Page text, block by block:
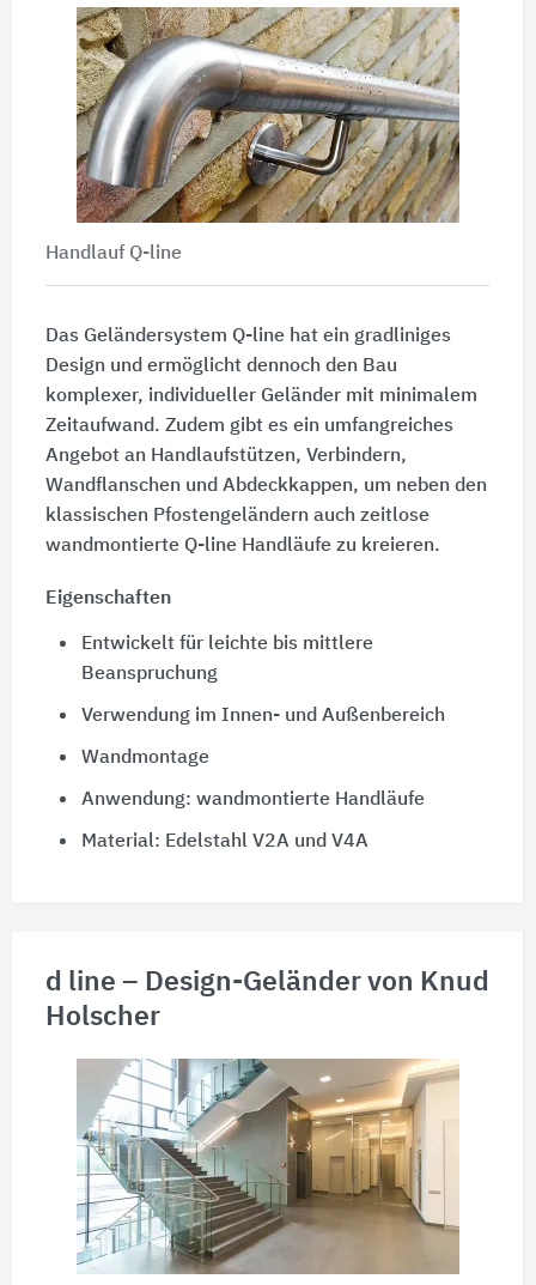
Handlauf Q-line
Das Geländersystem Q-linehat ein gradliniges
Design und ermöglicht dennoch den Bau
komplexer, individueller Geländer mit minimalem
Zeitaufwand. Zudem gibt es ein umfangreiches
Angebot an Handlaufstützen, Verbindern,
Wandflanschen und Abdeckkappen, um neben den
klassischen Pfostengeländern auch zeitlose
wandmontierte Q-line Handläufe zu kreieren.
Eigenschaften
Entwickelt für leichte bis mittlere
Beanspruchung
Verwendung im Innen- und Außenbereich
Wandmontage
Anwendung: wandmontierte Handläufe
Material: Edelstahl V2A und V4A
d line – Design-Geländer von Knud
Holscher